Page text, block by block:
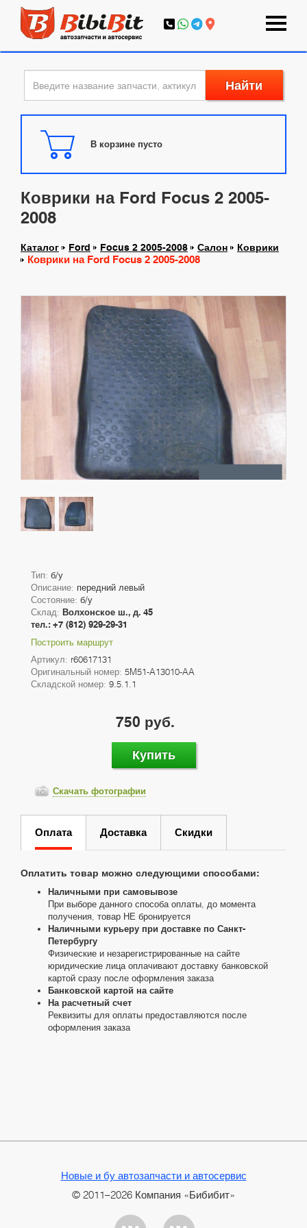
Найти
В корзине пусто
Коврики на Ford Focus 2 2005-
2008
Каталог Ford Focus 2 2005-2008 Салон Коврики
Коврики на Ford Focus 2 2005-2008
Тип: б/у
Описание: передний левый
Состояние: б/у
Склад: Волхонское ш., д. 45
тел.: +7 (812) 929-29-31
Построить маршрут
Артикул: r60617131
Оригинальный номер: 5M51-A13010-AA
Складской номер: 9.5.1.1
750 руб.
Купить
Скачать фотографии
Оплата Доставка Скидки
Оплатить товар можно следующими способами:
Наличными при самовывозе
При выборе данного способа оплаты, до момента
получения, товар НЕ бронируется
Наличными курьеру при доставке по Санкт-
Петербургу
Физические и незарегистрированные на сайте
юридические лица оплачивают доставку банковской
картой сразу после оформления заказа
Банковской картой на сайте
На расчетный счет
Реквизиты для оплаты предоставляются после
оформления заказа
Новые и бу автозапчасти и автосервис
© 2011–2026 Компания «Бибибит»